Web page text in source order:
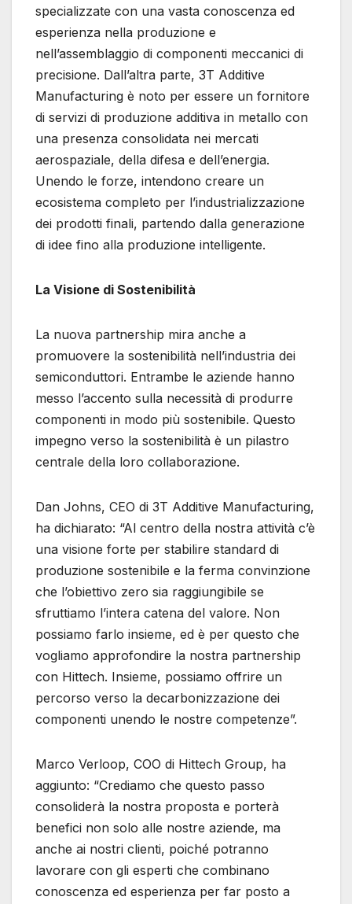
specializzate con una vasta conoscenza ed
esperienza nella produzione e
nell’assemblaggio di componenti meccanici di
precisione. Dall’altra parte, 3T Additive
Manufacturing è noto per essere un fornitore
di servizi di produzione additiva in metallo con
una presenza consolidata nei mercati
aerospaziale, della difesa e dell’energia.
Unendo le forze, intendono creare un
ecosistema completo per l’industrializzazione
dei prodotti finali, partendo dalla generazione
di idee fino alla produzione intelligente.
La Visione di Sostenibilità
La nuova partnership mira anche a
promuovere la sostenibilità nell’industria dei
semiconduttori. Entrambe le aziende hanno
messo l’accento sulla necessità di produrre
componenti in modo più sostenibile. Questo
impegno verso la sostenibilità è un pilastro
centrale della loro collaborazione.
Dan Johns, CEO di 3T Additive Manufacturing,
ha dichiarato: “Al centro della nostra attività c’è
una visione forte per stabilire standard di
produzione sostenibile e la ferma convinzione
che l’obiettivo zero sia raggiungibile se
sfruttiamo l’intera catena del valore. Non
possiamo farlo insieme, ed è per questo che
vogliamo approfondire la nostra partnership
con Hittech. Insieme, possiamo offrire un
percorso verso la decarbonizzazione dei
componenti unendo le nostre competenze”.
Marco Verloop, COO di Hittech Group, ha
aggiunto: “Crediamo che questo passo
consoliderà la nostra proposta e porterà
benefici non solo alle nostre aziende, ma
anche ai nostri clienti, poiché potranno
lavorare con gli esperti che combinano
conoscenza ed esperienza per far posto a